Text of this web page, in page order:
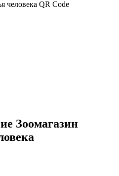
Зоомагазин